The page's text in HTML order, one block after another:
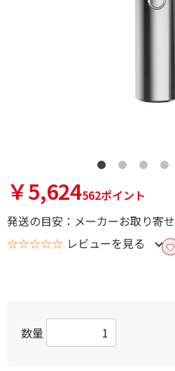
￥5,624562ポイント
発送の目安：メーカーお取り寄せ
☆☆☆☆☆ レビューを見る
数量